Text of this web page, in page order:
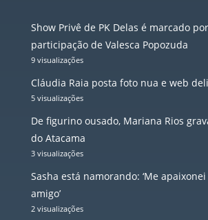
Show Privê de PK Delas é marcado
participação de Valesca Popozuda
9 visualizações
Cláudia Raia posta foto nua e web
5 visualizações
De figurino ousado, Mariana Rios
do Atacama
3 visualizações
Sasha está namorando: ‘Me
amigo’
2 visualizações